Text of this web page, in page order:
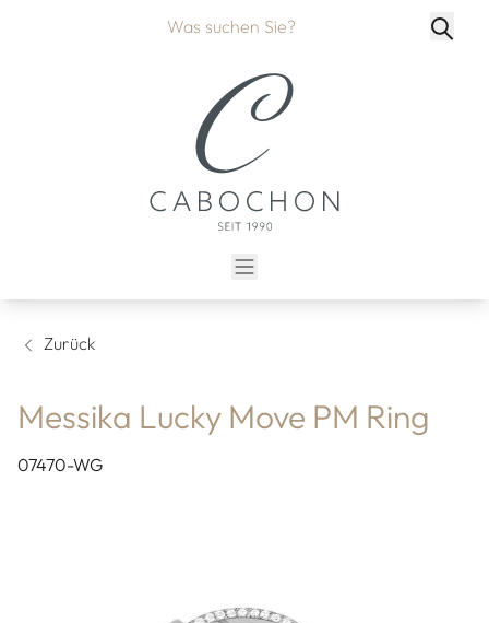
Zurück
Messika Lucky Move PM Ring
07470-WG